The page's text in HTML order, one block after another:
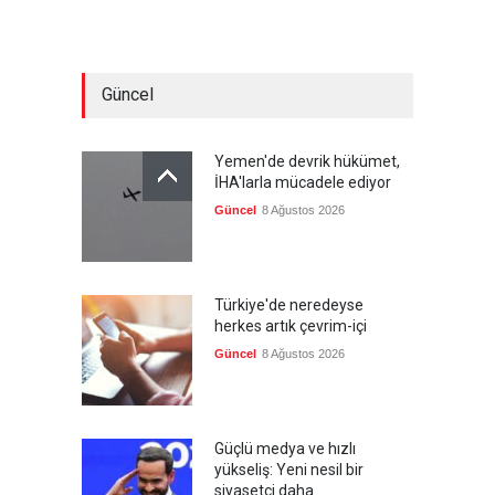
Güncel
Yemen'de devrik hükümet,
İHA'larla mücadele ediyor
Güncel 8 Ağustos 2026
Türkiye'de neredeyse
herkes artık çevrim-içi
Güncel 8 Ağustos 2026
Güçlü medya ve hızlı
yükseliş: Yeni nesil bir
siyasetçi daha